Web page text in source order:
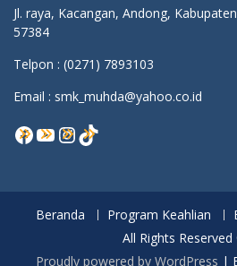
Jl. raya, Kacangan, Andong,
57384
Telpon : (0271) 7893103
Email : smk_muhda@yahoo.co.id
Facebook
YouTube
Instagram
TikTok
Beranda Program Keahlian
All Rights
Proudly powered by WordPress |